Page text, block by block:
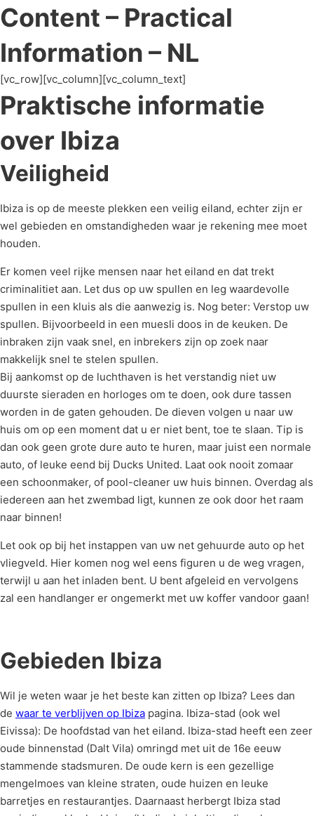
Content – Practical
Information – NL
[vc_row][vc_column][vc_column_text]
Praktische informatie
over Ibiza
Veiligheid
Ibiza is op de meeste plekken een veilig eiland, echter zijn er
wel gebieden en omstandigheden waar je rekening mee moet
houden.
Er komen veel rijke mensen naar het eiland en dat trekt
criminalitiet aan. Let dus op uw spullen en leg waardevolle
spullen in een kluis als die aanwezig is. Nog beter: Verstop uw
spullen. Bijvoorbeeld in een muesli doos in de keuken. De
inbraken zijn vaak snel, en inbrekers zijn op zoek naar
makkelijk snel te stelen spullen.
Bij aankomst op de luchthaven is het verstandig niet uw
duurste sieraden en horloges om te doen, ook dure tassen
worden in de gaten gehouden. De dieven volgen u naar uw
huis om op een moment dat u er niet bent, toe te slaan. Tip is
dan ook geen grote dure auto te huren, maar juist een normale
auto, of leuke eend bij Ducks United. Laat ook nooit zomaar
een schoonmaker, of pool-cleaner uw huis binnen. Overdag als
iedereen aan het zwembad ligt, kunnen ze ook door het raam
naar binnen!
Let ook op bij het instappen van uw net gehuurde auto op het
vliegveld. Hier komen nog wel eens figuren u de weg vragen,
terwijl u aan het inladen bent. U bent afgeleid en vervolgens
zal een handlanger er ongemerkt met uw koffer vandoor gaan!
Gebieden Ibiza
Wil je weten waar je het beste kan zitten op Ibiza? Lees dan
de waar te verblijven op Ibiza pagina. Ibiza-stad (ook wel
Eivissa): De hoofdstad van het eiland. Ibiza-stad heeft een zeer
oude binnenstad (Dalt Vila) omringd met uit de 16e eeuw
stammende stadsmuren. De oude kern is een gezellige
mengelmoes van kleine straten, oude huizen en leuke
barretjes en restaurantjes. Daarnaast herbergt Ibiza stad